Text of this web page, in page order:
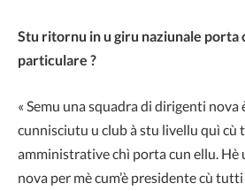
Stu ritornu in u giru naziunale
particulare ?
« Semu una squadra di dirigenti nova
cunnisciutu u club à stu livellu quì
amministrative chì porta cun ellu. Hè
nova per mè cum’è presidente cù